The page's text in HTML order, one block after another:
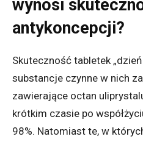
wynosi
antykoncepcji?
Skuteczność tabletek
substancje czynne w nich
zawierające octan
krótkim czasie po
98%. Natomiast te, w